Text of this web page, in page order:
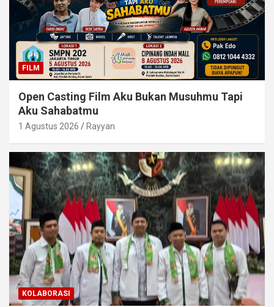
FILM
Open Casting Film Aku Bukan Musuhmu Tapi
Aku Sahabatmu
1 Agustus 2026 Rayyan
KOLABORASI